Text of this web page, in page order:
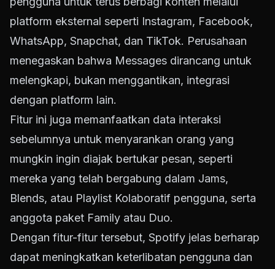
platform eksternal seperti Instagram, Facebook,
WhatsApp, Snapchat, dan TikTok. Perusahaan
menegaskan bahwa Messages dirancang untuk
melengkapi, bukan menggantikan, integrasi
dengan platform lain.
Fitur ini juga memanfaatkan data interaksi
sebelumnya untuk menyarankan orang yang
mungkin ingin diajak bertukar pesan, seperti
mereka yang telah bergabung dalam Jams,
Blends, atau Playlist Kolaboratif pengguna, serta
anggota paket Family atau Duo.
Dengan fitur-fitur tersebut, Spotify jelas berharap
dapat meningkatkan keterlibatan pengguna dan